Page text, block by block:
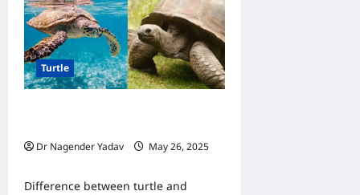
Turtle
Dr Nagender Yadav
May 26, 2025
Difference between turtle and